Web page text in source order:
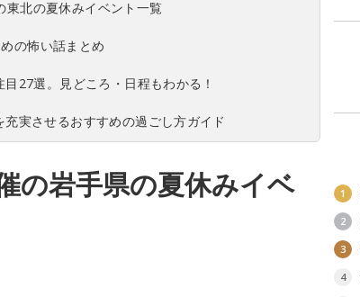
北の夏休みイベント一覧
の怖い話まとめ
27選。見どころ・日程もわかる！
充実させるおすすめの過ごし方ガイド
の岩手県の夏休みイベ
1
2
3
4